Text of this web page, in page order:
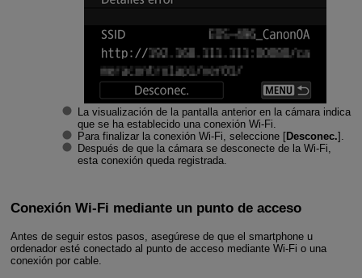
La visualización de la pantalla anterior en la cámara indica
que se ha establecido una conexión Wi-Fi.
Para finalizar la conexión Wi-Fi, seleccione [Desconec.].
Después de que la cámara se desconecte de la Wi-Fi,
esta conexión queda registrada.
Conexión Wi-Fi mediante un punto de acceso
Antes de seguir estos pasos, asegúrese de que el smartphone u
ordenador esté conectado al punto de acceso mediante Wi-Fi o una
conexión por cable.